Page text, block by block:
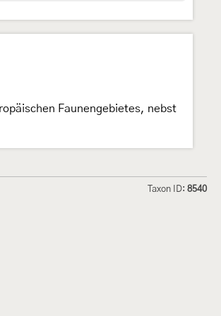
Faunengebietes, nebst
Taxon ID: 8540